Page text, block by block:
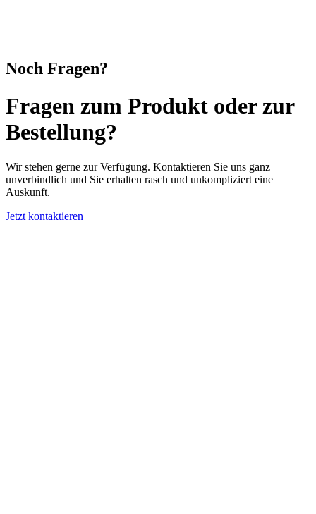
Noch Fragen?
Fragen zum Produkt oder zur
Bestellung?
Wir stehen gerne zur Verfügung. Kontaktieren Sie uns ganz
unverbindlich und Sie erhalten rasch und unkompliziert eine
Auskunft.
Jetzt kontaktieren